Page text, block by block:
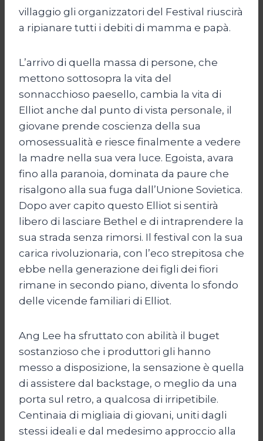
villaggio gli organizzatori del Festival riuscirà
a ripianare tutti i debiti di mamma e papà.
L’arrivo di quella massa di persone, che
mettono sottosopra la vita del
sonnacchioso paesello, cambia la vita di
Elliot anche dal punto di vista personale, il
giovane prende coscienza della sua
omosessualità e riesce finalmente a vedere
la madre nella sua vera luce. Egoista, avara
fino alla paranoia, dominata da paure che
risalgono alla sua fuga dall’Unione Sovietica.
Dopo aver capito questo Elliot si sentirà
libero di lasciare Bethel e di intraprendere la
sua strada senza rimorsi. Il festival con la sua
carica rivoluzionaria, con l’eco strepitosa che
ebbe nella generazione dei figli dei fiori
rimane in secondo piano, diventa lo sfondo
delle vicende familiari di Elliot.
Ang Lee ha sfruttato con abilità il buget
sostanzioso che i produttori gli hanno
messo a disposizione, la sensazione è quella
di assistere dal backstage, o meglio da una
porta sul retro, a qualcosa di irripetibile.
Centinaia di migliaia di giovani, uniti dagli
stessi ideali e dal medesimo approccio alla